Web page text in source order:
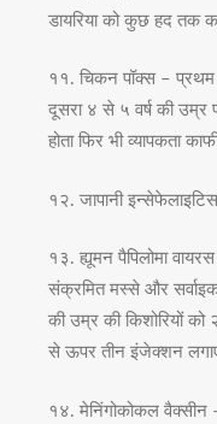
डायरिया को कुछ हद तक
११. चिकन पॉक्स –
दूसरा ४ से ५ वर्ष की उम्र
होता फिर भी व्यापकता
१२. जापानी
१३. ह्यूमन पैपिलोमा
संक्रमित मस्से और
की उम्र की किशोरियों
से ऊपर तीन इंजेक्शन
१४. मेनिंगोकोकल वैक्सीन